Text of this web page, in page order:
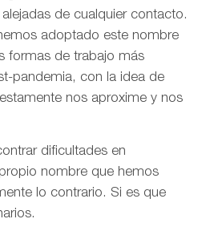
de cualquier contacto.
adoptado este nombre
formas de trabajo más
pandemia, con la idea de
nos aproxime y nos
dificultades en
nombre que hemos
lo contrario. Si es que